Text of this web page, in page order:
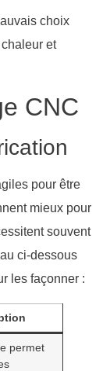
choix
et
CNC
pour être
mieux pour
souvent
ci-dessous
les façonner :
permet